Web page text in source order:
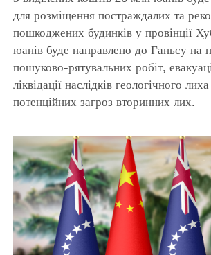
для розміщення постраждалих та
пошкоджених будинків у провінції
юанів буде направлено до Ганьсу на
пошуково-рятувальних робіт,
ліквідації наслідків геологічного
потенційних загроз вторинних лих.